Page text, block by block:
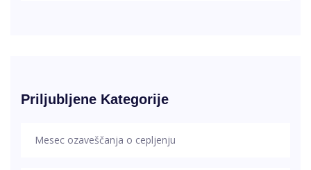
Priljubljene Kategorije
Mesec ozaveščanja o cepljenju